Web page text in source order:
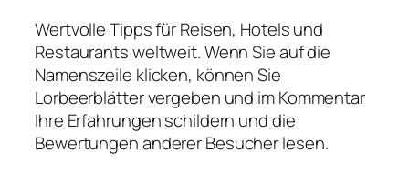
Wertvolle Tipps für Reisen, Hotels und
Restaurants weltweit. Wenn Sie auf die
Namenszeile klicken, können Sie
Lorbeerblätter vergeben und im Kommentar
Ihre Erfahrungen schildern und die
Bewertungen anderer Besucher lesen.